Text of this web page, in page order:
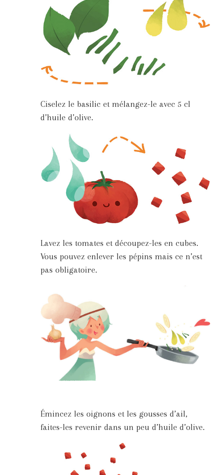
Ciselez le basilic et mélangez-le avec 5 cl
d’huile d’olive.
Lavez les tomates et découpez-les en cubes.
Vous pouvez enlever les pépins mais ce n’est
pas obligatoire.
Émincez les oignons et les gousses d’ail,
faites-les revenir dans un peu d’huile d’olive.